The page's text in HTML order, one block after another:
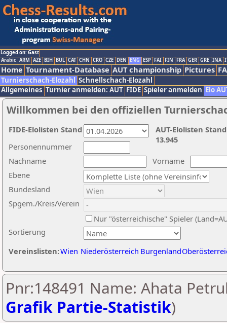
Logged on: Gast
Arabic ARM AZE BIH BUL CAT CHN CRO CZE DEN ENG ESP FAI FIN FRA GER GRE INA
Home Tournament-Database AUT championship Pictures
Turnierschach-Elozahl Schnellschach-Elozahl
Allgemeines Turnier anmelden: AUT FIDE Spieler anmelden Elo
Willkommen bei den offiziellen
Nachname
Vorname
Ebene
Sortierung
Personennummer
Bundesland
Spgem./Kreis/Verein
Nur "österreichische" Spieler
Vereinslisten:Wien Niederösterreich Burgenland
AUT-Elolisten
13.945
FIDE-Elolisten Stand
Pnr:148491 Name: Ahata
Grafik Partie-Statistik)